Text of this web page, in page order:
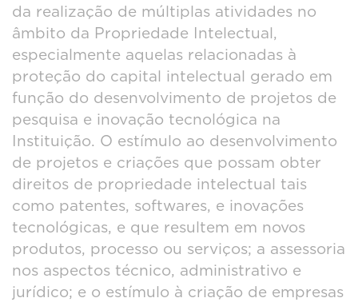
da realização de múltiplas atividades no
âmbito da Propriedade Intelectual,
especialmente aquelas relacionadas à
proteção do capital intelectual gerado em
função do desenvolvimento de projetos de
pesquisa e inovação tecnológica na
Instituição. O estímulo ao desenvolvimento
de projetos e criações que possam obter
direitos de propriedade intelectual tais
como patentes, softwares, e inovações
tecnológicas, e que resultem em novos
produtos, processo ou serviços; a assessoria
nos aspectos técnico, administrativo e
jurídico; e o estímulo à criação de empresas